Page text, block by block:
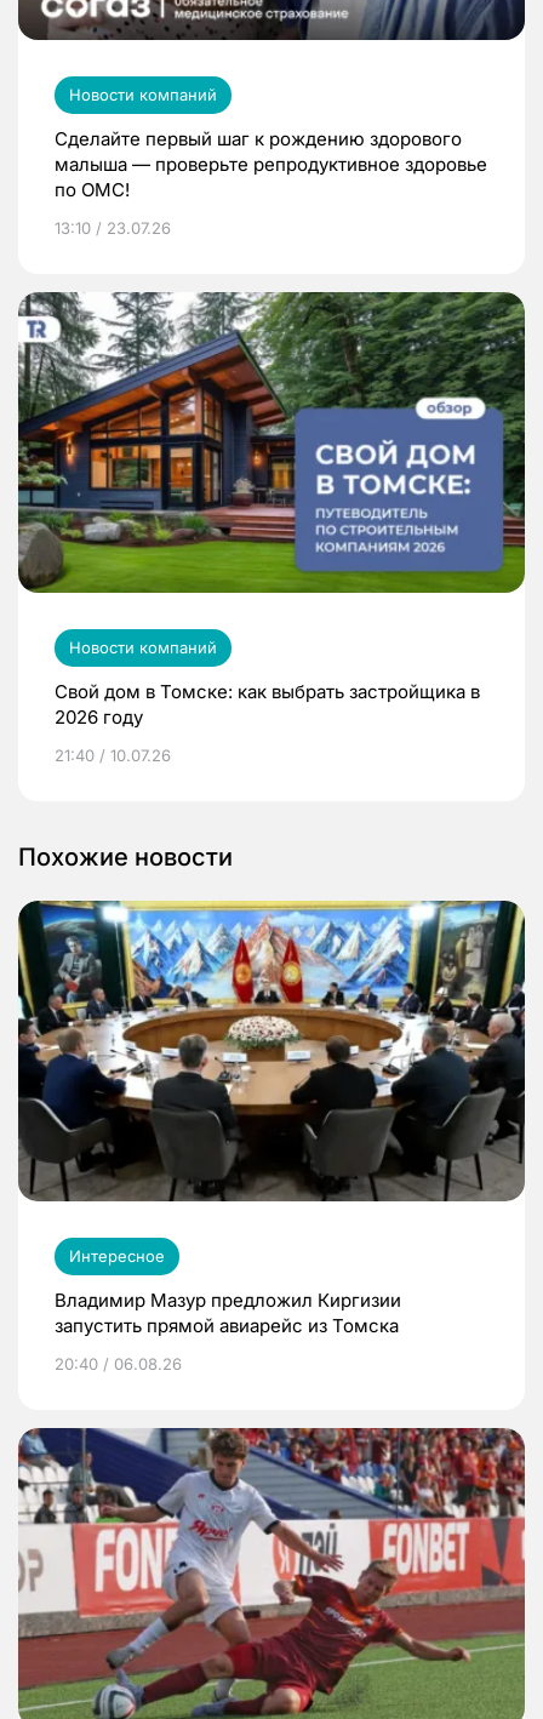
Новости компаний
Сделайте первый шаг к рождению здорового
малыша — проверьте репродуктивное здоровье
по ОМС!
13:10 / 23.07.26
Новости компаний
Свой дом в Томске: как выбрать застройщика в
2026 году
21:40 / 10.07.26
Похожие новости
Интересное
Владимир Мазур предложил Киргизии
запустить прямой авиарейс из Томска
20:40 / 06.08.26